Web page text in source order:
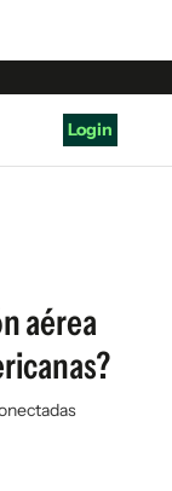
Login
aérea